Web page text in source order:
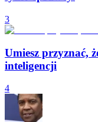
3
Umiesz przyznać,
inteligencji
4